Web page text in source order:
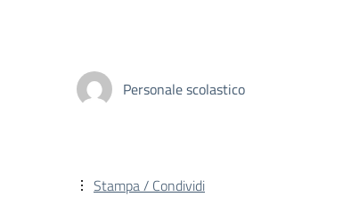
Personale scolastico
Stampa / Condividi